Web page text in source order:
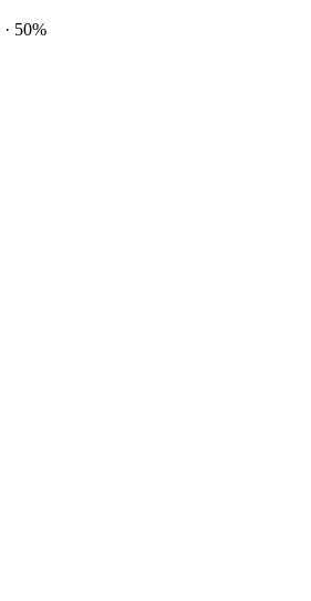
· 50%